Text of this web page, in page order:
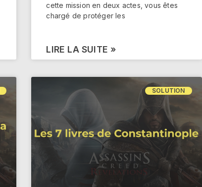
cette mission en deux actes, vous êtes
chargé de protéger les
LIRE LA SUITE »
SOLUTION